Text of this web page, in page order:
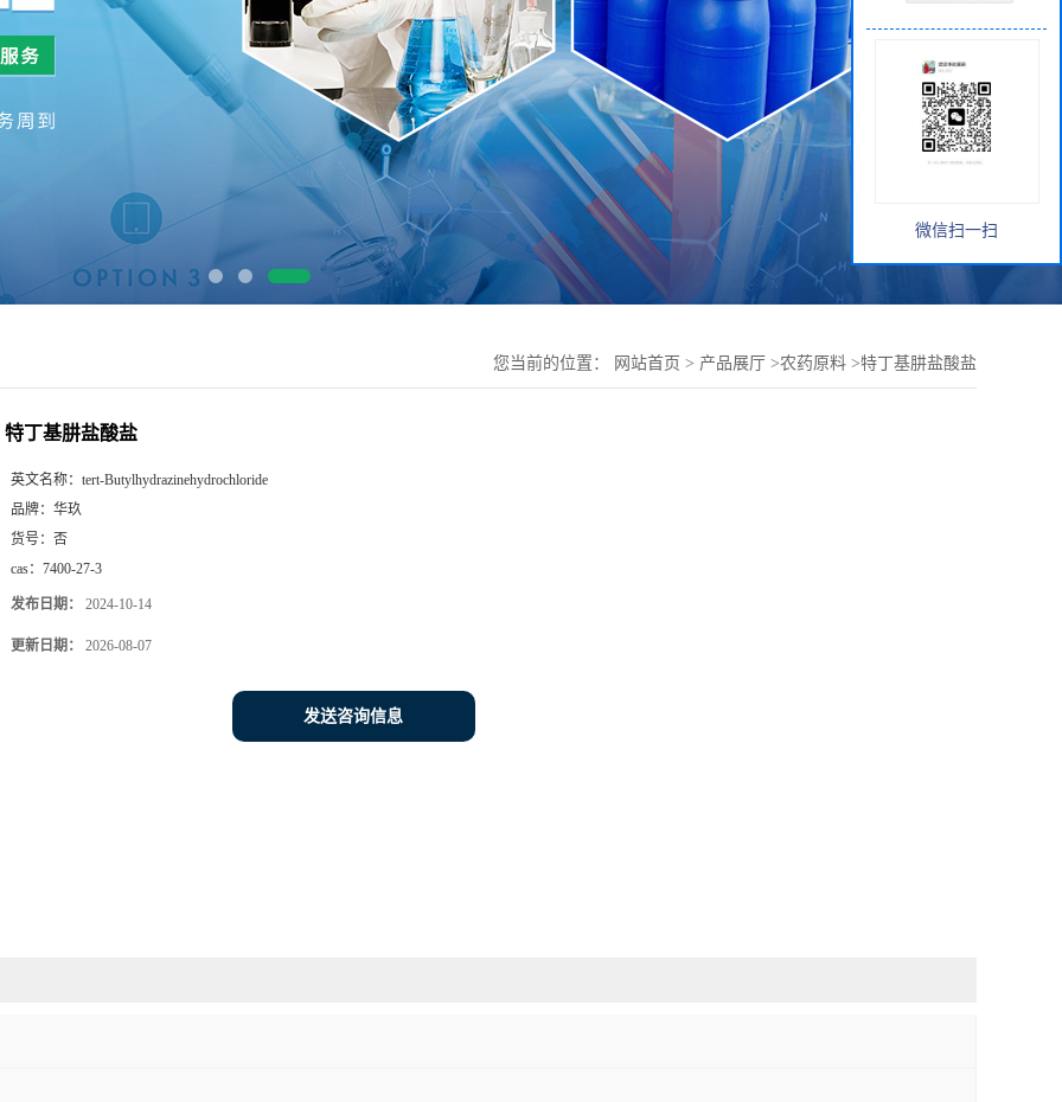
您当前的位置： 网站首页 > 产品展厅 >农药原料 >特丁基肼盐酸盐
特丁基肼盐酸盐
英文名称： tert-Butylhydrazinehydrochloride
品牌： 华玖
货号： 否
cas： 7400-27-3
发布日期： 2024-10-14
更新日期： 2026-08-07
发送咨询信息
微信扫一扫